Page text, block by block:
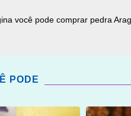
você pode comprar pedra
PODE